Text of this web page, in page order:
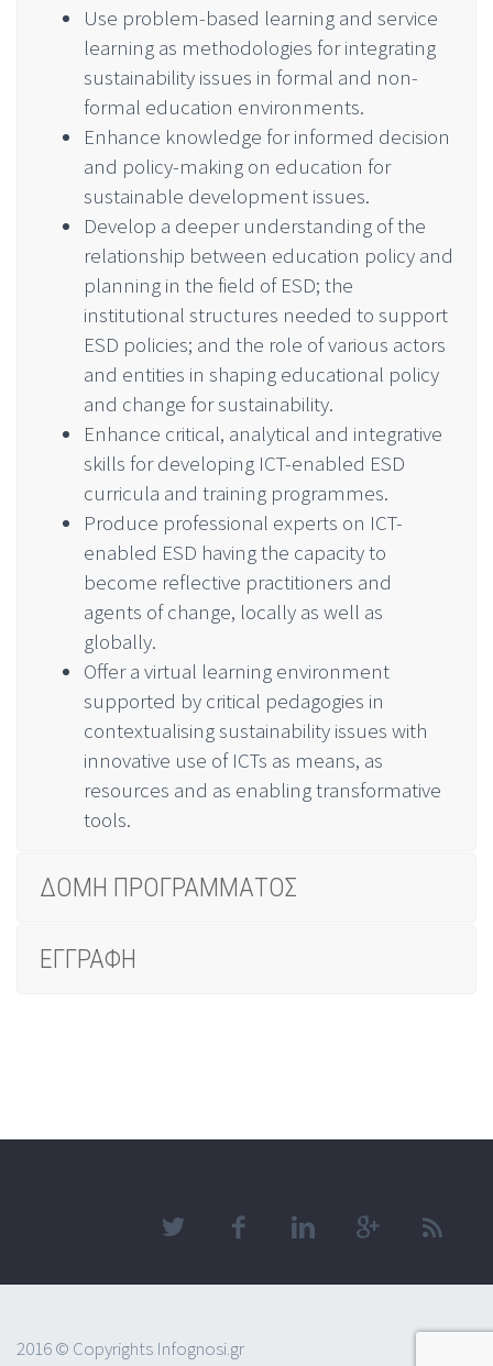
Use problem-based learning and service
learning as methodologies for integrating
sustainability issues in formal and non-
formal education environments.
Enhance knowledge for informed decision
and policy-making on education for
sustainable development issues.
Develop a deeper understanding of the
relationship between education policy and
planning in the field of ESD; the
institutional structures needed to support
ESD policies; and the role of various actors
and entities in shaping educational policy
and change for sustainability.
Enhance critical, analytical and integrative
skills for developing ICT-enabled ESD
curricula and training programmes.
Produce professional experts on ICT-
enabled ESD having the capacity to
become reflective practitioners and
agents of change, locally as well as
globally.
Offer a virtual learning environment
supported by critical pedagogies in
contextualising sustainability issues with
innovative use of ICTs as means, as
resources and as enabling transformative
tools.
ΔΟΜΗ ΠΡΟΓΡΑΜΜΑΤΟΣ
ΕΓΓΡΑΦΗ
2016 © Copyrights Infognosi.gr